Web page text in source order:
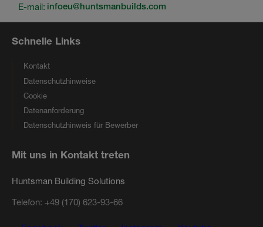
E-mail: infoeu@huntsmanbuilds.com
Schnelle Links
Kontakt
Datenschutzhinweise
Cookie
Datenanforderung
Datenschutzhinweis für Bewerber
Mit uns in Kontakt treten
Huntsman Building Solutions
Telefon: +49 (170) 623-93-66